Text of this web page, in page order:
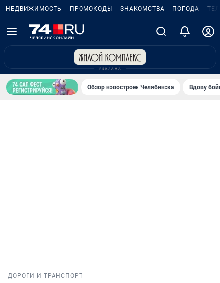
НЕДВИЖИМОСТЬ ПРОМОКОДЫ ЗНАКОМСТВА ПОГОДА
Обзор новостроек Челябинска Вдову
ДОРОГИ И ТРАНСПОРТ